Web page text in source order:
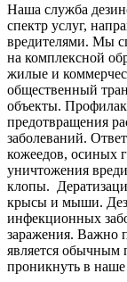
Наша служба
спектр услуг,
вредителями. Мы
на комплексной
жилые и
общественный
объекты.
предотвращения
заболеваний.
кожеедов, осиных
уничтожения
клопы.
крысы и мыши.
инфекционных
заражения. Важно
является обычным
проникнуть в наше